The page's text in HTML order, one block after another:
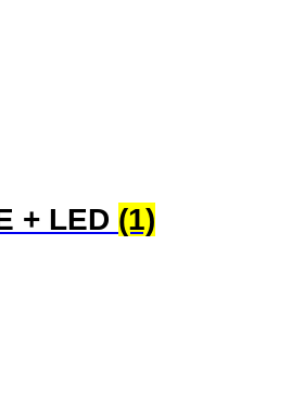
+ LED (1)